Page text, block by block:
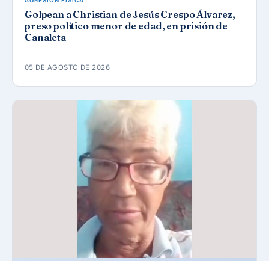
Golpean a Christian de Jesús Crespo Álvarez,
preso político menor de edad, en prisión de
Canaleta
05 DE AGOSTO DE 2026